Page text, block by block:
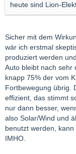
heute sind Lion-
Sicher mit dem
wär ich erstmal
produziert werden
Auto bleibt nach sehr
knapp 75% der vom
Fortbewegung übrig.
effizient, das stimmt
nur dann besser,
also Solar/Wind und
benutzt werden,
IMHO.